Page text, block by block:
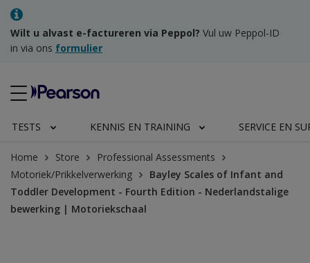
Wilt u alvast e-factureren via Peppol? Vul uw Peppol-ID
in via ons formulier
TESTS KENNIS EN TRAINING SERVICE EN
Home Store
Professional Assessments
Motoriek/Prikkelverwerking
Bayley Scales of Infant and
Toddler Development - Fourth Edition - Nederlandstalige
bewerking | Motoriekschaal